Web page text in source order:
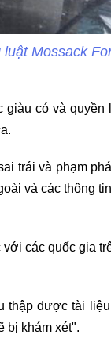
Mossack
có và
trái và phạm
và các thông
các quốc gia
thập được tài
bị khám xét".